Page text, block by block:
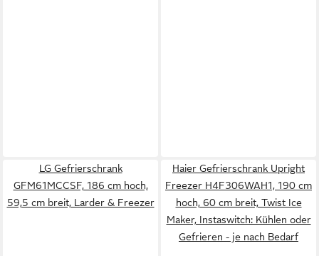
LG Gefrierschrank
GFM61MCCSF, 186 cm hoch,
59,5 cm breit, Larder & Freezer
Haier Gefrierschrank Upright
Freezer H4F306WAH1, 190 cm
hoch, 60 cm breit, Twist Ice
Maker, Instaswitch: Kühlen oder
Gefrieren - je nach Bedarf